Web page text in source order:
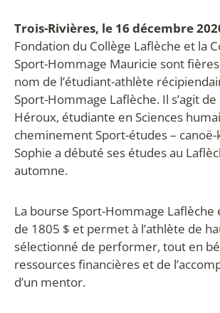
Trois-Rivières, le 16 décembre
Fondation du Collège Laflèche et la
Sport-Hommage Mauricie sont fières
nom de l’étudiant-athlète
Sport-Hommage Laflèche. Il s’agit de
Héroux, étudiante en Sciences
cheminement Sport-études – canoë-
Sophie a débuté ses études au
automne.
La bourse Sport-Hommage Laflèche
de 1805 $ et permet à l’athlète de
sélectionné de performer, tout en
ressources financières et de
d’un mentor.